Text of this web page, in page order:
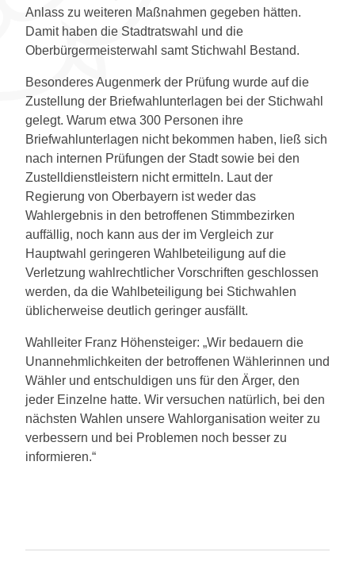
Anlass zu weiteren Maßnahmen gegeben hätten.
Damit haben die Stadtratswahl und die
Oberbürgermeisterwahl samt Stichwahl Bestand.
Besonderes Augenmerk der Prüfung wurde auf die
Zustellung der Briefwahlunterlagen bei der Stichwahl
gelegt. Warum etwa 300 Personen ihre
Briefwahlunterlagen nicht bekommen haben, ließ sich
nach internen Prüfungen der Stadt sowie bei den
Zustelldienstleistern nicht ermitteln. Laut der
Regierung von Oberbayern ist weder das
Wahlergebnis in den betroffenen Stimmbezirken
auffällig, noch kann aus der im Vergleich zur
Hauptwahl geringeren Wahlbeteiligung auf die
Verletzung wahlrechtlicher Vorschriften geschlossen
werden, da die Wahlbeteiligung bei Stichwahlen
üblicherweise deutlich geringer ausfällt.
Wahlleiter Franz Höhensteiger: „Wir bedauern die
Unannehmlichkeiten der betroffenen Wählerinnen und
Wähler und entschuldigen uns für den Ärger, den
jeder Einzelne hatte. Wir versuchen natürlich, bei den
nächsten Wahlen unsere Wahlorganisation weiter zu
verbessern und bei Problemen noch besser zu
informieren.“